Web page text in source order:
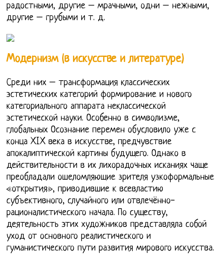
радостными, другие – мрачными, одни – нежными,
другие – грубыми и т. д.
Модернизм (в искусстве и литературе)
Среди них – трансформация классических
эстетических категорий формирование и нового
категориального аппарата неклассической
эстетической науки. Особенно в символизме,
глобальных Осознание перемен обусловило уже с
конца XIX века в искусстве, предчувствие
апокалиптической картины будущего. Однако в
действительности в их лихорадочных исканиях чаще
преобладали ошеломляющие зрителя узкоформальные
«открытия», приводившие к всевластию
субъективного, случайного или отвлечённо-
рационалистического начала. По существу,
деятельность этих художников представляла собой
уход от основного реалистического и
гуманистического пути развития мирового искусства.